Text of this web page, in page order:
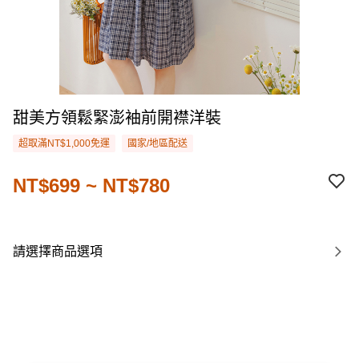
甜美方領鬆緊澎袖前開襟洋裝
超取滿NT$1,000免運 國家/地區配送
NT$699 ~ NT$780
請選擇商品選項